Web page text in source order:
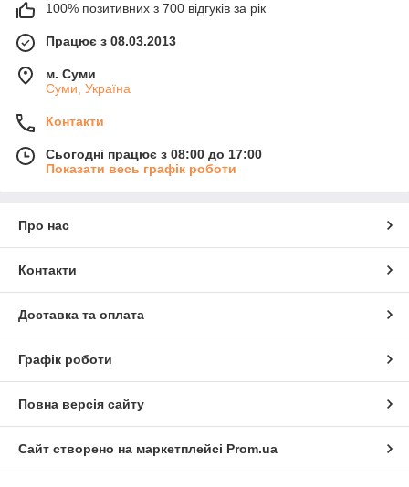
100% позитивних з 700 відгуків за рік
Працює з 08.03.2013
м. Суми
Суми, Україна
Контакти
Сьогодні працює з 08:00 до 17:00
Показати весь графік роботи
Про нас
Контакти
Доставка та оплата
Графік роботи
Повна версія сайту
Сайт створено на маркетплейсі Prom.ua